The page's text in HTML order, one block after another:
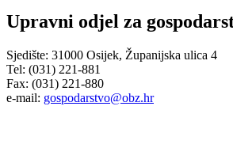
Upravni odjel za
Sjedište: 31000 Osijek, Županijska ulica 4
Tel: (031) 221-881
Fax: (031) 221-880
e-mail: gospodarstvo@obz.hr